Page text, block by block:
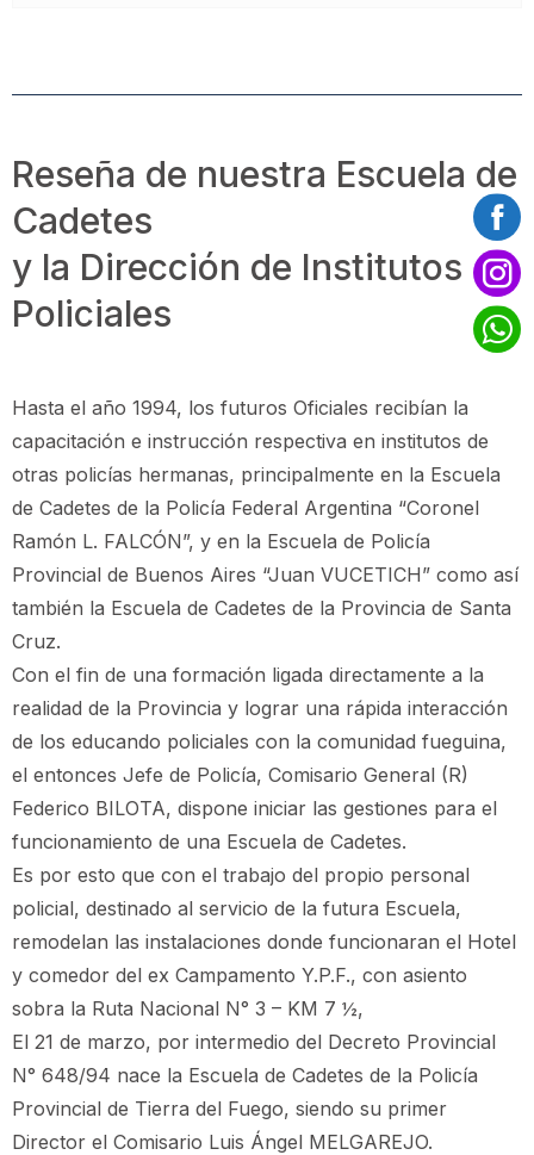
Reseña de nuestra Escuela de
Cadetes
y la Dirección de Institutos
Policiales
Hasta el año 1994, los futuros Oficiales recibían la
capacitación e instrucción respectiva en institutos de
otras policías hermanas, principalmente en la Escuela
de Cadetes de la Policía Federal Argentina “Coronel
Ramón L. FALCÓN”, y en la Escuela de Policía
Provincial de Buenos Aires “Juan VUCETICH” como así
también la Escuela de Cadetes de la Provincia de Santa
Cruz.
Con el fin de una formación ligada directamente a la
realidad de la Provincia y lograr una rápida interacción
de los educando policiales con la comunidad fueguina,
el entonces Jefe de Policía, Comisario General (R)
Federico BILOTA, dispone iniciar las gestiones para el
funcionamiento de una Escuela de Cadetes.
Es por esto que con el trabajo del propio personal
policial, destinado al servicio de la futura Escuela,
remodelan las instalaciones donde funcionaran el Hotel
y comedor del ex Campamento Y.P.F., con asiento
sobra la Ruta Nacional N° 3 – KM 7 ½,
El 21 de marzo, por intermedio del Decreto Provincial
N° 648/94 nace la Escuela de Cadetes de la Policía
Provincial de Tierra del Fuego, siendo su primer
Director el Comisario Luis Ángel MELGAREJO.